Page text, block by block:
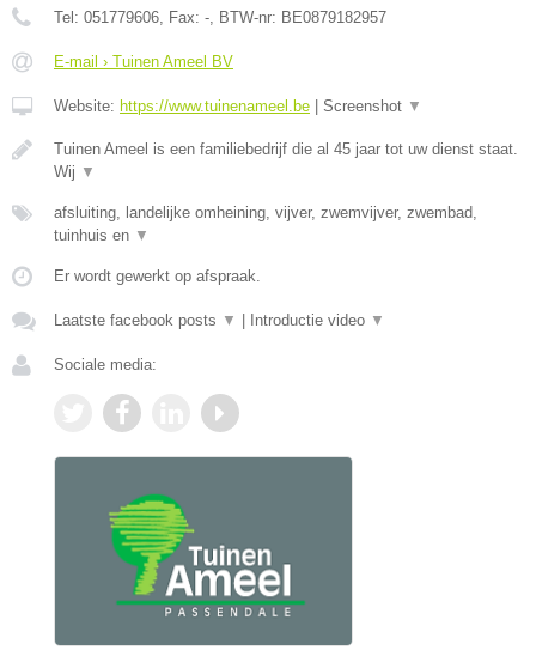
Tel: 051779606, Fax: -, BTW-nr: BE0879182957
E-mail › Tuinen Ameel BV
Website: https://www.tuinenameel.be Screenshot ▼
Tuinen Ameel is een familiebedrijf die al 45 jaar tot uw dienst staat.
Wij ▼
afsluiting, landelijke omheining, vijver, zwemvijver, zwembad,
tuinhuis en ▼
Er wordt gewerkt op afspraak.
Laatste facebook posts ▼ Introductie video ▼
Sociale media: